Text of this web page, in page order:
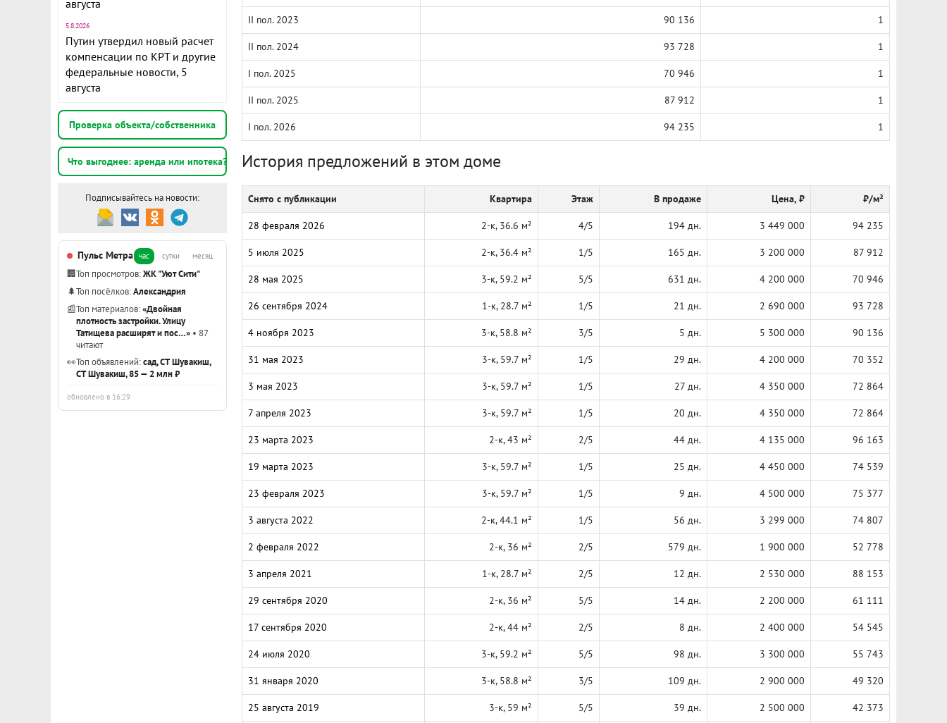
августа
5.8.2026
Путин утвердил новый расчет
компенсации по КРТ и другие
федеральные новости, 5
августа
Проверка объекта/собственника
Что выгоднее: аренда или ипотека?
Подписывайтесь на новости:
Пульс Метра час сутки месяц
🏢Топ просмотров:ЖК "Уют Сити"
🌲Топ посёлков:Александрия
📰Топ материалов:«Двойная
плотность застройки. Улицу
Татищева расширят и пос…» • 87
читают
👀Топ объявлений:сад, СТ Шувакиш,
СТ Шувакиш, 85 — 2 млн ₽
обновлено в 16:29
II пол. 2023 90 136 1
II пол. 2024 93 728 1
I пол. 2025 70 946 1
II пол. 2025 87 912 1
I пол. 2026 94 235 1
История предложений в этом доме
Снято с публикации Квартира Этаж В продаже Цена, ₽ ₽/м²
28 февраля 2026 2-к, 36.6 м² 4/5 194 дн. 3 449 000 94 235
5 июля 2025 2-к, 36.4 м² 1/5 165 дн. 3 200 000 87 912
28 мая 2025 3-к, 59.2 м² 5/5 631 дн. 4 200 000 70 946
26 сентября 2024 1-к, 28.7 м² 1/5 21 дн. 2 690 000 93 728
4 ноября 2023 3-к, 58.8 м² 3/5 5 дн. 5 300 000 90 136
31 мая 2023 3-к, 59.7 м² 1/5 29 дн. 4 200 000 70 352
3 мая 2023 3-к, 59.7 м² 1/5 27 дн. 4 350 000 72 864
7 апреля 2023 3-к, 59.7 м² 1/5 20 дн. 4 350 000 72 864
23 марта 2023 2-к, 43 м² 2/5 44 дн. 4 135 000 96 163
19 марта 2023 3-к, 59.7 м² 1/5 25 дн. 4 450 000 74 539
23 февраля 2023 3-к, 59.7 м² 1/5 9 дн. 4 500 000 75 377
3 августа 2022 2-к, 44.1 м² 1/5 56 дн. 3 299 000 74 807
2 февраля 2022 2-к, 36 м² 2/5 579 дн. 1 900 000 52 778
3 апреля 2021 1-к, 28.7 м² 2/5 12 дн. 2 530 000 88 153
29 сентября 2020 2-к, 36 м² 5/5 14 дн. 2 200 000 61 111
17 сентября 2020 2-к, 44 м² 2/5 8 дн. 2 400 000 54 545
24 июля 2020 3-к, 59.2 м² 5/5 98 дн. 3 300 000 55 743
31 января 2020 3-к, 58.8 м² 3/5 109 дн. 2 900 000 49 320
25 августа 2019 3-к, 59 м² 5/5 39 дн. 2 500 000 42 373